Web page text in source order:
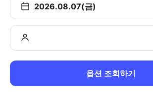
2026.08.07(금)
옵션 조회하기